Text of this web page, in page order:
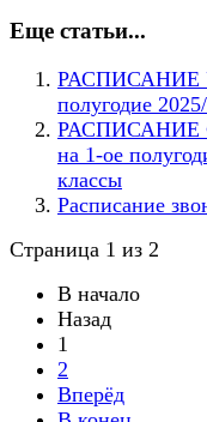
Еще статьи...
РАСПИСАНИЕ
полугодие
на 1-ое
классы
Расписание
Страница 1 из 2
В начало
Назад
1
2
Вперёд